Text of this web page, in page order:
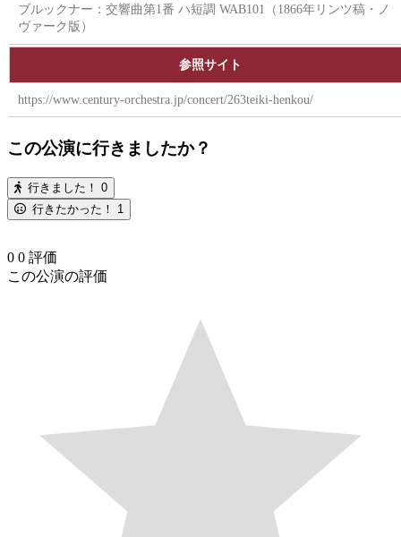
ブルックナー：交響曲第1番 ハ短調 WAB101（1866年リンツ稿・ノ
ヴァーク版）
参照サイト
https://www.century-orchestra.jp/concert/263teiki-henkou/
この公演に行きましたか？
行きました！ 0
行きたかった！ 1
0 0 評価
この公演の評価